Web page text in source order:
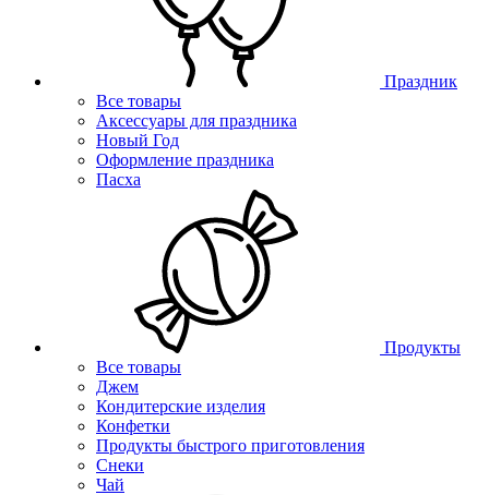
Праздник
Все товары
Аксессуары для праздника
Новый Год
Оформление праздника
Пасха
Продукты
Все товары
Джем
Кондитерские изделия
Конфетки
Продукты быстрого приготовления
Снеки
Чай